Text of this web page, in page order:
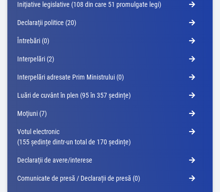
Iniţiative legislative (108 din care 51 promulgate legi)
Declaraţii politice (20)
Întrebări (0)
Interpelări (2)
Interpelări adresate Prim Ministrului (0)
Luări de cuvânt în plen (95 în 357 ședințe)
Moţiuni (7)
Votul electronic
(155 ședințe dintr-un total de 170 ședințe)
Declaraţii de avere/interese
Comunicate de presă / Declarații de presă (0)